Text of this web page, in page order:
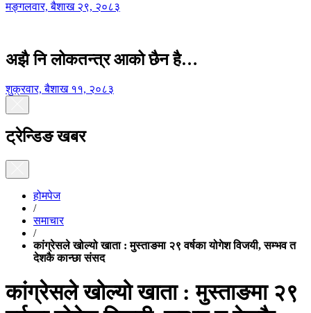
मङ्गलवार, बैशाख २९, २०८३
अझै नि लोकतन्त्र आको छैन है…
शुक्रवार, बैशाख ११, २०८३
ट्रेन्डिङ खबर
होमपेज
/
समाचार
/
कांग्रेसले खोल्यो खाता : मुस्ताङमा २९ वर्षका योगेश विजयी, सम्भव त
देशकै कान्छा संसद
कांग्रेसले खोल्यो खाता : मुस्ताङमा २९